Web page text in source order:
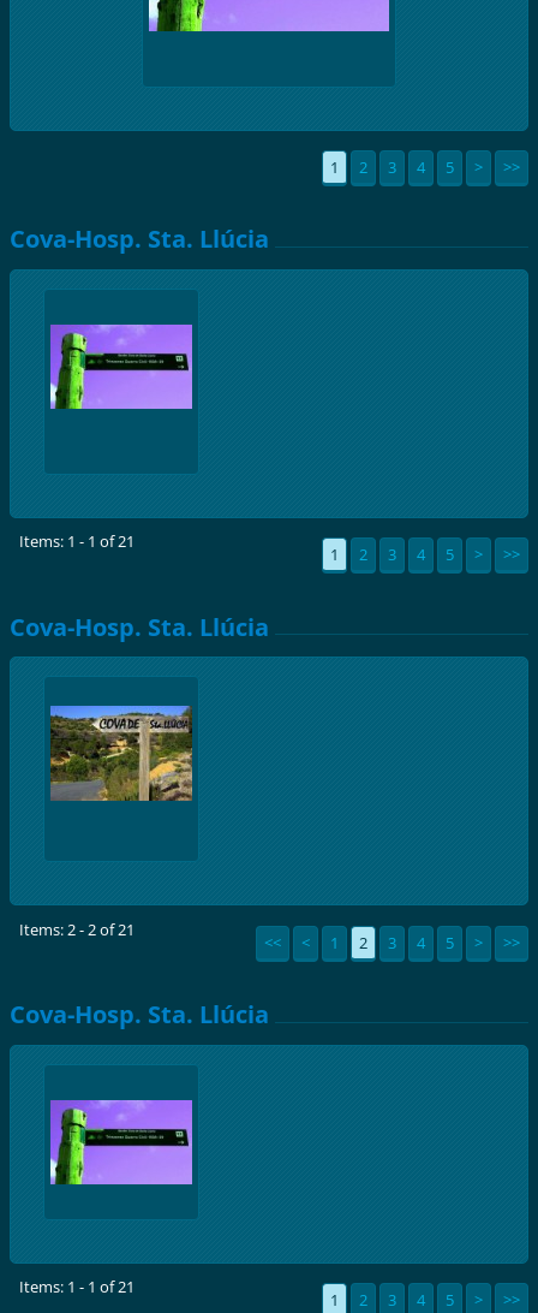
1 2 3 4 5 > >>
Cova-Hosp. Sta. Llúcia
Items: 1 - 1 of 21
1 2 3 4 5 > >>
Cova-Hosp. Sta. Llúcia
Items: 2 - 2 of 21
<< < 1 2 3 4 5 > >>
Cova-Hosp. Sta. Llúcia
Items: 1 - 1 of 21
1 2 3 4 5 > >>